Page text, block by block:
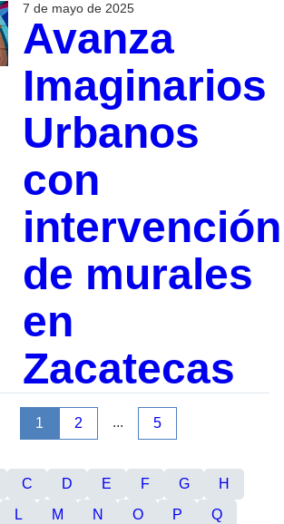
7 de mayo de 2025
Avanza
Imaginarios
Urbanos
con
intervención
de murales
en
Zacatecas
1 2 ... 5
C D E F G
H
L M N O P
Q